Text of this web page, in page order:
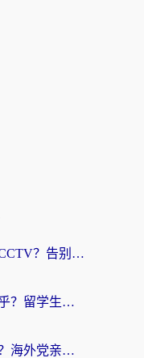
海外党亲测：在海外如何看CCTV？告别“仅限大陆播放”的实用指南
央视影音在海外可以看吗知乎？留学生亲测：3步解决地域限制+追剧自由
在国外怎么看咪咕视频软件？海外党亲测有效的回国加速方案